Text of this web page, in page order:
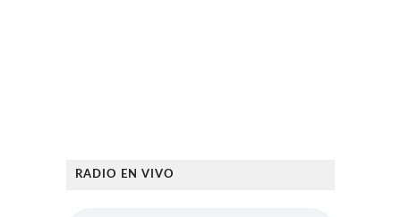
RADIO EN VIVO